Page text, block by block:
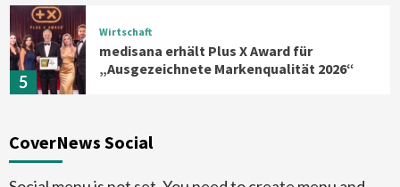
5
Wirtschaft
medisana erhält Plus X Award für
„Ausgezeichnete Markenqualität 2026“
6
Verbraucher setzen immer mehr auf
CoverNews Social